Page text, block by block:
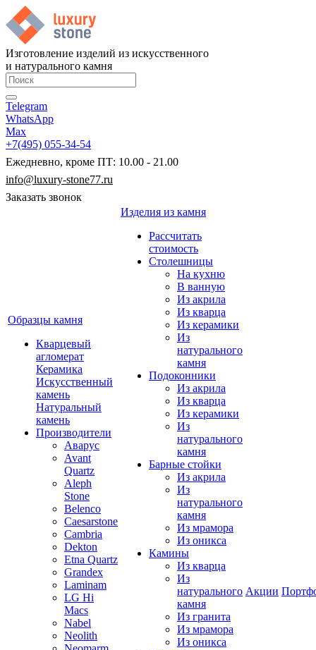
Изготовление изделий из искусственного
и натурального камня
Telegram
WhatsApp
Max
+7(495) 055-34-54
Ежедневно, кроме ПТ: 10.00 - 21.00
info@luxury-stone77.ru
Заказать звонок
Образцы камня
Кварцевый
агломерат
Керамика
Искусственный
камень
Натуральный
камень
Производители
Аварус
Avant
Quartz
Aleph
Stone
Belenco
Caesarstone
Cambria
Dekton
Etna Quartz
Grandex
Laminam
LG Hi
Macs
Nabel
Neolith
Изделия из камня
Рассчитать
стоимость
Столешницы
На кухню
В ванную
Из акрила
Из кварца
Из керамики
Из
натурального
камня
Подоконники
Из акрила
Из кварца
Из керамики
Из
натурального
камня
Барные стойки
Из акрила
Из
натурального
камня
Из мрамора
Из оникса
Камины
Из кварца
Из
натурального
камня
Из гранита
Из мрамора
Из оникса
Акции